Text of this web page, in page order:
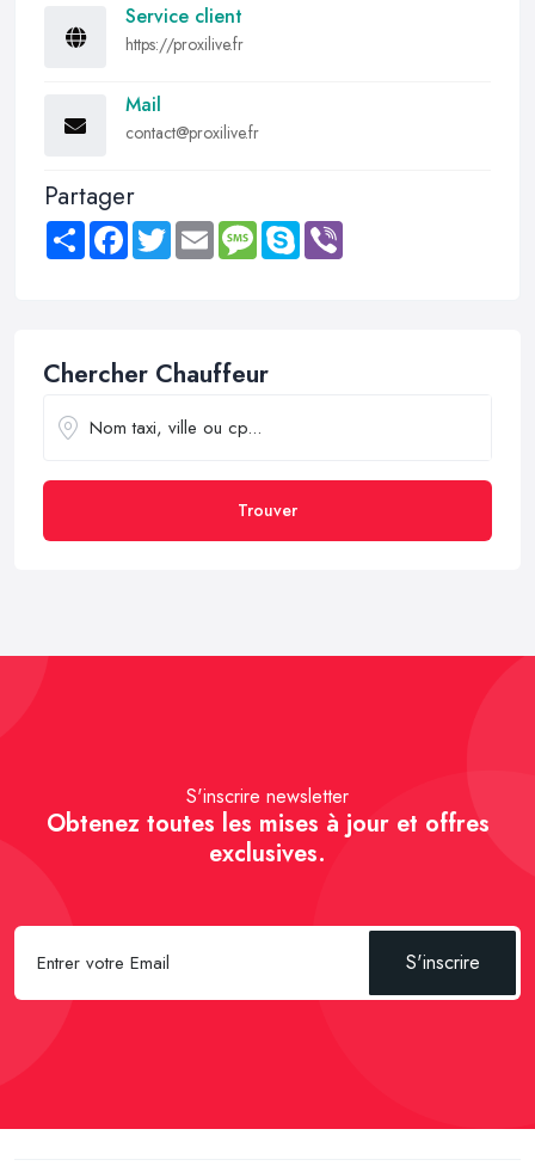
Service client
https://proxilive.fr
Mail
contact@proxilive.fr
Partager
Share FacebookTwitter Email MessageSkype
Chercher Chauffeur
Trouver
S'inscrire newsletter
Obtenez toutes les mises à jour et offres
exclusives.
S'inscrire